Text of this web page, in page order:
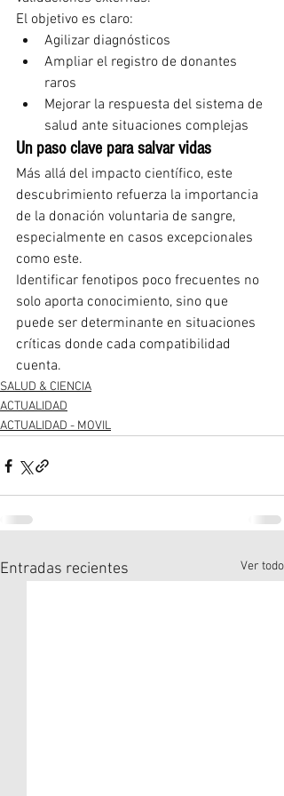
El objetivo es claro:
Agilizar diagnósticos
Ampliar el registro de donantes
raros
Mejorar la respuesta del sistema de
salud ante situaciones complejas
Un paso clave para salvar vidas
Más allá del impacto científico, este
descubrimiento refuerza la importancia
de la donación voluntaria de sangre,
especialmente en casos excepcionales
como este.
Identificar fenotipos poco frecuentes no
solo aporta conocimiento, sino que
puede ser determinante en situaciones
críticas donde cada compatibilidad
cuenta.
SALUD & CIENCIA
ACTUALIDAD
ACTUALIDAD - MOVIL
Entradas recientes Ver todo